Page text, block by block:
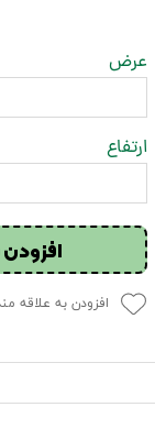
عرض
ارتفاع
افزودن به علاقه